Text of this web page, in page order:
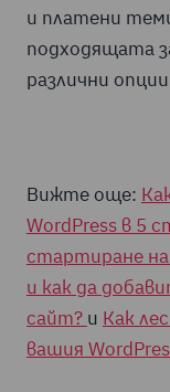
и платени
подходящата
различни
Вижте още:
WordPress в 5
стартиране на
и как да
сайт? и Как
вашия